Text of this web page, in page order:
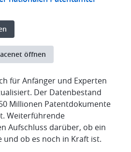
öffnen
für Anfänger und Experten
Der Datenbestand
Millionen Patentdokumente
Weiterführende
Aufschluss darüber, ob ein
ob es noch in Kraft ist.